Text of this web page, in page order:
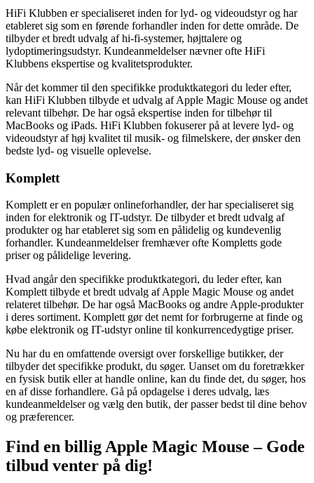
HiFi Klubben er specialiseret inden for lyd- og videoudstyr og har
etableret sig som en førende forhandler inden for dette område. De
tilbyder et bredt udvalg af hi-fi-systemer, højttalere og
lydoptimeringsudstyr. Kundeanmeldelser nævner ofte HiFi
Klubbens ekspertise og kvalitetsprodukter.
Når det kommer til den specifikke produktkategori du leder efter,
kan HiFi Klubben tilbyde et udvalg af Apple Magic Mouse og andet
relevant tilbehør. De har også ekspertise inden for tilbehør til
MacBooks og iPads. HiFi Klubben fokuserer på at levere lyd- og
videoudstyr af høj kvalitet til musik- og filmelskere, der ønsker den
bedste lyd- og visuelle oplevelse.
Komplett
Komplett er en populær onlineforhandler, der har specialiseret sig
inden for elektronik og IT-udstyr. De tilbyder et bredt udvalg af
produkter og har etableret sig som en pålidelig og kundevenlig
forhandler. Kundeanmeldelser fremhæver ofte Kompletts gode
priser og pålidelige levering.
Hvad angår den specifikke produktkategori, du leder efter, kan
Komplett tilbyde et bredt udvalg af Apple Magic Mouse og andet
relateret tilbehør. De har også MacBooks og andre Apple-produkter
i deres sortiment. Komplett gør det nemt for forbrugerne at finde og
købe elektronik og IT-udstyr online til konkurrencedygtige priser.
Nu har du en omfattende oversigt over forskellige butikker, der
tilbyder det specifikke produkt, du søger. Uanset om du foretrækker
en fysisk butik eller at handle online, kan du finde det, du søger, hos
en af disse forhandlere. Gå på opdagelse i deres udvalg, læs
kundeanmeldelser og vælg den butik, der passer bedst til dine behov
og præferencer.
Find en billig Apple Magic Mouse – Gode
tilbud venter på dig!